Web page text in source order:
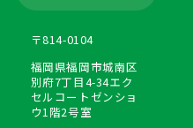
〒814-0104
福岡県福岡市城南区
別府7丁目4-34エク
セルコートゼンショ
ウ1階2号室